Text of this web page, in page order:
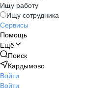
Ищу работу
Ищу сотрудника
Сервисы
Помощь
Ещё
Поиск
Кардымово
Войти
Войти